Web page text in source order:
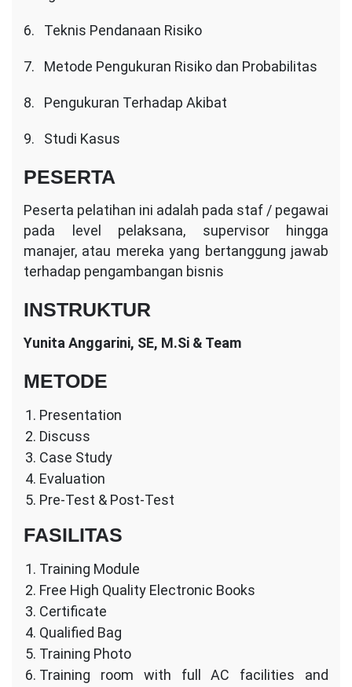
6. Teknis Pendanaan Risiko
7. Metode Pengukuran Risiko dan Probabilitas
8. Pengukuran Terhadap Akibat
9. Studi Kasus
PESERTA
Peserta pelatihan ini adalah pada staf / pegawai
pada level pelaksana, supervisor hingga
manajer, atau mereka yang bertanggung jawab
terhadap pengambangan bisnis
INSTRUKTUR
Yunita Anggarini, SE, M.Si & Team
METODE
Presentation
Discuss
Case Study
Evaluation
Pre-Test & Post-Test
FASILITAS
Training Module
Free High Quality Electronic Books
Certificate
Qualified Bag
Training Photo
Training room with full AC facilities and